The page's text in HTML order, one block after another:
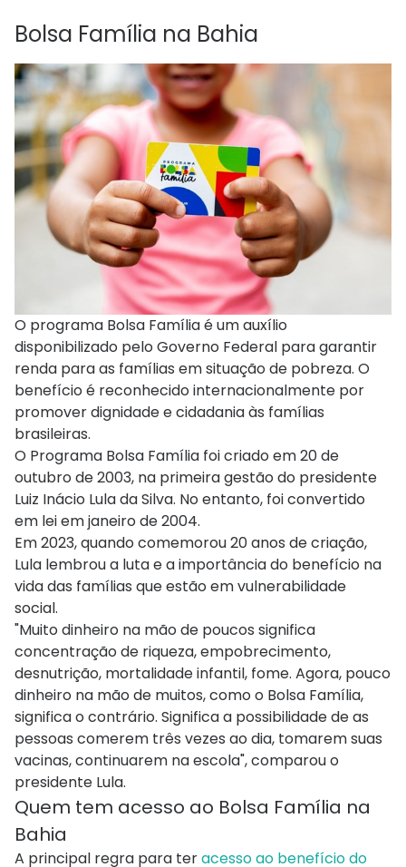
Bolsa Família na Bahia
O programa Bolsa Família é um auxílio
disponibilizado pelo Governo Federal para garantir
renda para as famílias em situação de pobreza. O
benefício é reconhecido internacionalmente por
promover dignidade e cidadania às famílias
brasileiras.
O Programa Bolsa Família foi criado em 20 de
outubro de 2003, na primeira gestão do presidente
Luiz Inácio Lula da Silva. No entanto, foi convertido
em lei em janeiro de 2004.
Em 2023, quando comemorou 20 anos de criação,
Lula lembrou a luta e a importância do benefício na
vida das famílias que estão em vulnerabilidade
social.
"Muito dinheiro na mão de poucos significa
concentração de riqueza, empobrecimento,
desnutrição, mortalidade infantil, fome. Agora, pouco
dinheiro na mão de muitos, como o Bolsa Família,
significa o contrário. Significa a possibilidade de as
pessoas comerem três vezes ao dia, tomarem suas
vacinas, continuarem na escola", comparou o
presidente Lula.
Quem tem acesso ao Bolsa Família na
Bahia
A principal regra para teracesso ao benefício do